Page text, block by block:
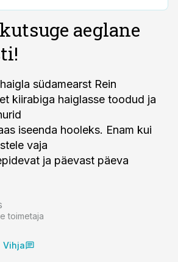
aeglane
südamearst Rein
kiirabiga haiglasse toodud ja
iseenda hooleks. Enam kui
vaja
ja päevast päeva
toimetaja
Vihja